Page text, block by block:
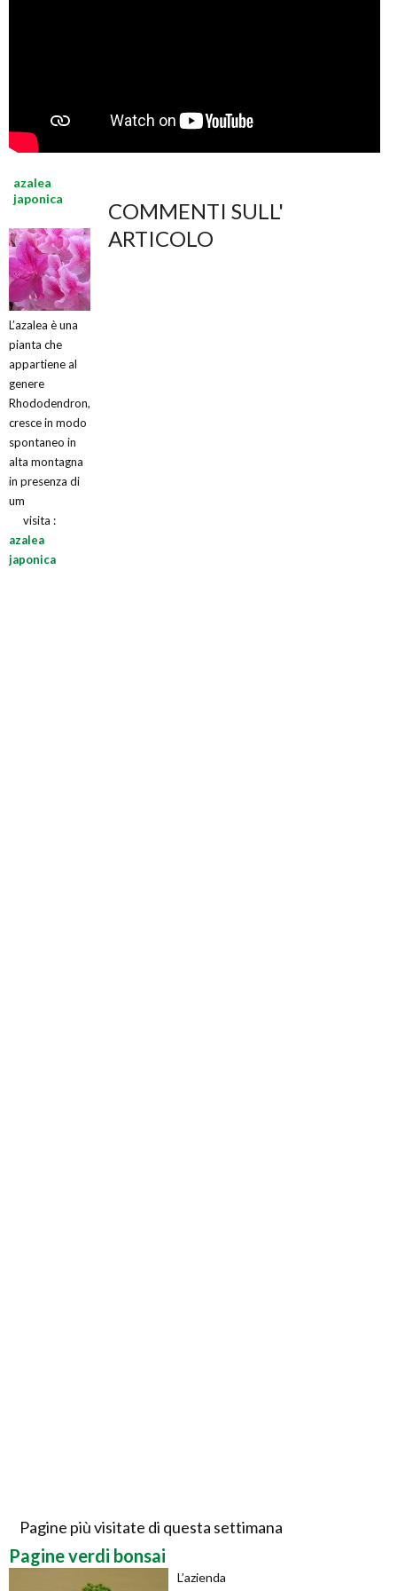
azalea
japonica
L’azalea è una
pianta che
appartiene al
genere
Rhododendron,
cresce in modo
spontaneo in
alta montagna
in presenza di
um
visita :
azalea
japonica
COMMENTI SULL'
ARTICOLO
Pagine più visitate di questa settimana
Pagine verdi bonsai
L’azienda